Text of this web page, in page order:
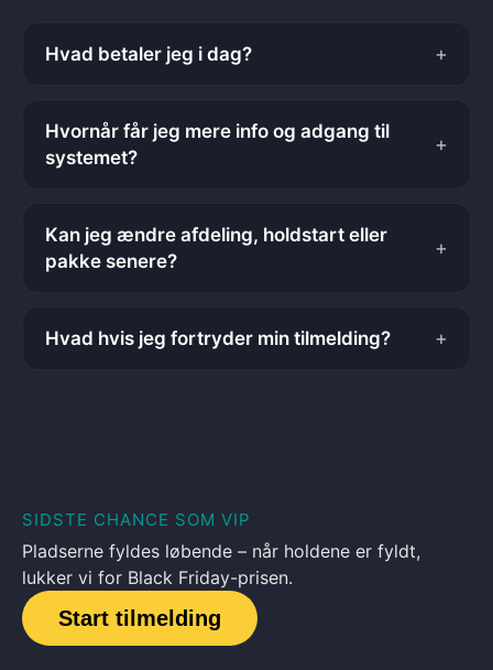
Hvad betaler jeg i dag? +
Hvornår får jeg mere info og adgang til
systemet?
+
Kan jeg ændre afdeling, holdstart eller
pakke senere?
+
Hvad hvis jeg fortryder min tilmelding? +
SIDSTE CHANCE SOM VIP
Pladserne fyldes løbende – når holdene er fyldt,
lukker vi for Black Friday-prisen.
Start tilmelding